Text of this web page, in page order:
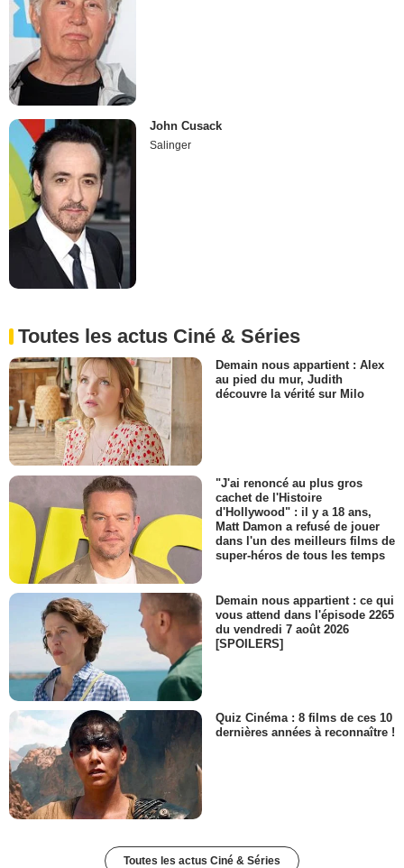
John Cusack
Salinger
Toutes les actus Ciné & Séries
Demain nous appartient : Alex
au pied du mur, Judith
découvre la vérité sur Milo
"J'ai renoncé au plus gros
cachet de l'Histoire
d'Hollywood" : il y a 18 ans,
Matt Damon a refusé de jouer
dans l'un des meilleurs films de
super-héros de tous les temps
Demain nous appartient : ce qui
vous attend dans l'épisode 2265
du vendredi 7 août 2026
[SPOILERS]
Quiz Cinéma : 8 films de ces 10
dernières années à reconnaître !
Toutes les actus Ciné & Séries